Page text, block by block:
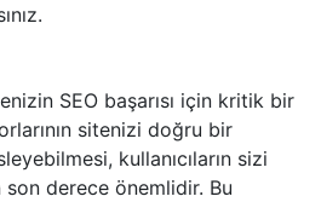
SEO başarısı için kritik bir
sitenizi doğru bir
kullanıcıların sizi
son derece önemlidir. Bu